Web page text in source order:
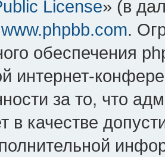
License» (в
www.phpbb.com.
обеспечения
интернет-
за то, что
в качестве